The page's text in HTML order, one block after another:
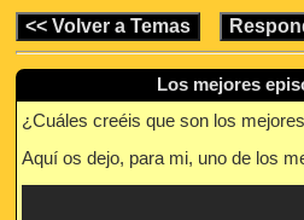
Los mejores
¿Cuáles creéis que son los
Aquí os dejo, para mi, uno de los